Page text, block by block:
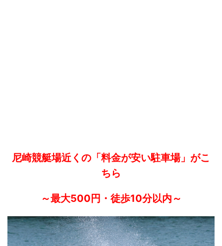
尼崎競艇場近くの「料金が安い駐車場」がこ
ちら
～最大500円・徒歩10分以内～